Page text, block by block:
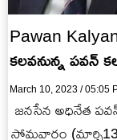
Pawan Kalyan
కలవనున్న పవన్
March 10, 2023 / 05:05
జనసేన అధినేత పవన్
సోమవారం